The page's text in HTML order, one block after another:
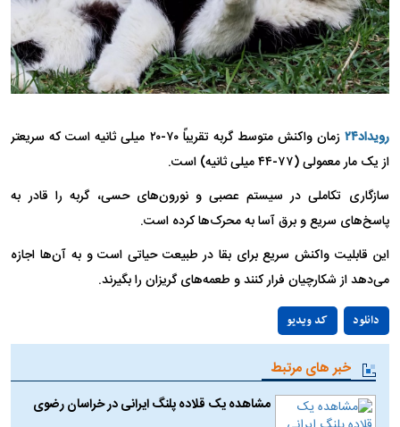
رویداد۲۴
زمان واکنش متوسط گربه تقریباً ٧٠-٢٠ میلی ثانیه است که سریعتر
از یک مار معمولی (٧٧-۴۴ میلی ثانیه) است.
سازگاری تکاملی در سیستم عصبی و نورون‌های حسی، گربه را قادر به
پاسخ‌های سریع و برق آسا به محرک‌ها کرده است.
این قابلیت واکنش سریع برای بقا در طبیعت حیاتی است و به آن‌ها اجازه
می‌دهد از شکارچیان فرار کنند و طعمه‌های گریزان را بگیرند.
کد ویدیو دانلود
خبر های مرتبط
مشاهده یک قلاده پلنگ ایرانی در خراسان رضوی